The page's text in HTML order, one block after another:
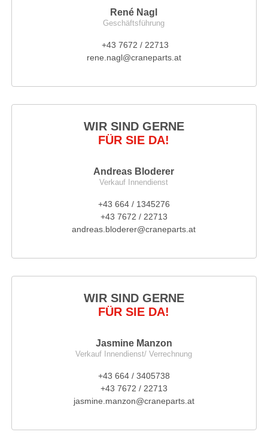
René Nagl
Geschäftsführung
+43 7672 / 22713
rene.nagl@craneparts.at
WIR SIND GERNE
FÜR SIE DA!
Andreas Bloderer
Verkauf Innendienst
+43 664 / 1345276
+43 7672 / 22713
andreas.bloderer@craneparts.at
WIR SIND GERNE
FÜR SIE DA!
Jasmine Manzon
Verkauf Innendienst/ Verrechnung
+43 664 / 3405738
+43 7672 / 22713
jasmine.manzon@craneparts.at